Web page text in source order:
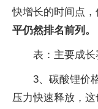
快增长的时间点，
平仍然排名前列。
表：主要成
3、碳酸锂价
压力快速释放，这